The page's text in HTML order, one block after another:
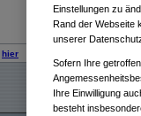
hier
Einstellungen zu
Rand der Webseite
unserer
Sofern Ihre
Ihre Einwilligung
besteht